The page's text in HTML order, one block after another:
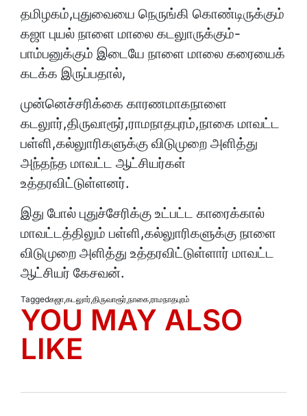
தமிழகம்,புதுவையை நெருங்கி கொண்டிருக்கும்
கஜா புயல் நாளை மாலை கடலுாருக்கும்-
பாம்பனுக்கும் இடையே நாளை மாலை கரையைக்
கடக்க இருப்பதால்,
முன்னெச்சரிக்கை காரணமாகநாளை
கடலுார்,திருவாரூர்,ராமநாதபுரம்,நாகை மாவட்ட
பள்ளி,கல்லுாரிகளுக்கு விடுமுறை அளித்து
அந்தந்த மாவட்ட ஆட்சியர்கள்
உத்தரவிட்டுள்ளனர்.
இது போல் புதுச்சேரிக்கு உட்பட்ட காரைக்கால்
மாவட்டத்திலும் பள்ளி,கல்லுாரிகளுக்கு நாளை
விடுமுறை அளித்து உத்தரவிட்டுள்ளார் மாவட்ட
ஆட்சியர் கேசவன்.
Taggedகஜா,கடலுார்,திருவாரூர்,நாகை,ராமநாதபுரம்
YOU MAY ALSO
LIKE